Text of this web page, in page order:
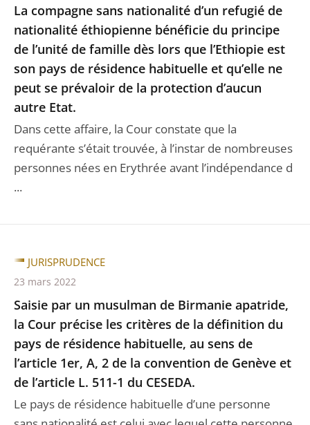
La compagne sans nationalité d’un refugié de
nationalité éthiopienne bénéficie du principe
de l’unité de famille dès lors que l’Ethiopie est
son pays de résidence habituelle et qu’elle ne
peut se prévaloir de la protection d’aucun
autre Etat.
Dans cette affaire, la Cour constate que la
requérante s’était trouvée, à l’instar de nombreuses
personnes nées en Erythrée avant l’indépendance d
...
Saisie par un musulman de Birmanie apatride,
la Cour précise les critères de la définition du
pays de résidence habituelle, au sens de
l’article 1er, A, 2 de la convention de Genève et
de l’article L. 511-1 du CESEDA.
Le pays de résidence habituelle d’une personne
JURISPRUDENCE
23 mars 2022